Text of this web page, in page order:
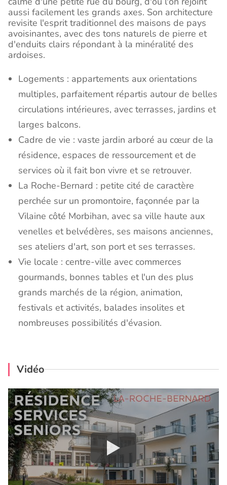
aussi facilement les grands axes. Son architecture
revisite l'esprit traditionnel des maisons de pays
avoisinantes, avec des tons naturels de pierre et
d'enduits clairs répondant à la minéralité des
ardoises.
Logements : appartements aux orientations
multiples, parfaitement répartis autour de belles
circulations intérieures, avec terrasses, jardins et
larges balcons.
Cadre de vie : vaste jardin arboré au cœur de la
résidence, espaces de ressourcement et de
services où il fait bon vivre et se retrouver.
La Roche-Bernard : petite cité de caractère
perchée sur un promontoire, façonnée par la
Vilaine côté Morbihan, avec sa ville haute aux
venelles et belvédères, ses maisons anciennes,
ses ateliers d'art, son port et ses terrasses.
Vie locale : centre-ville avec commerces
gourmands, bonnes tables et l'un des plus
grands marchés de la région, animation,
festivals et activités, balades insolites et
nombreuses possibilités d'évasion.
Vidéo